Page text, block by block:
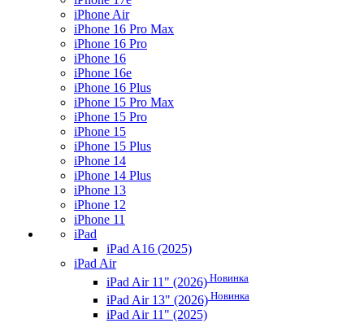
iPhone Air
iPhone 16 Pro Max
iPhone 16 Pro
iPhone 16
iPhone 16e
iPhone 16 Plus
iPhone 15 Pro Max
iPhone 15 Pro
iPhone 15
iPhone 15 Plus
iPhone 14
iPhone 14 Plus
iPhone 13
iPhone 12
iPhone 11
iPad
iPad A16 (2025)
iPad Air
iPad Air 11" (2026) Новинка
iPad Air 13" (2026) Новинка
iPad Air 11" (2025)